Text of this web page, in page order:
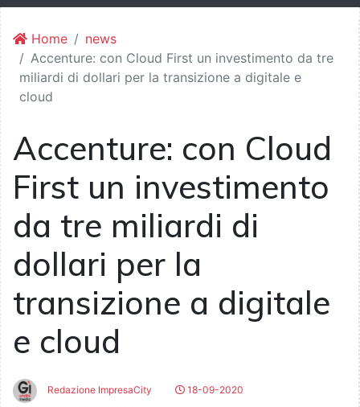
Home
news
Accenture: con Cloud First un investimento da tre
miliardi di dollari per la transizione a digitale e
cloud
Accenture: con Cloud
First un investimento
da tre miliardi di
dollari per la
transizione a digitale
e cloud
Redazione ImpresaCity
18-09-2020